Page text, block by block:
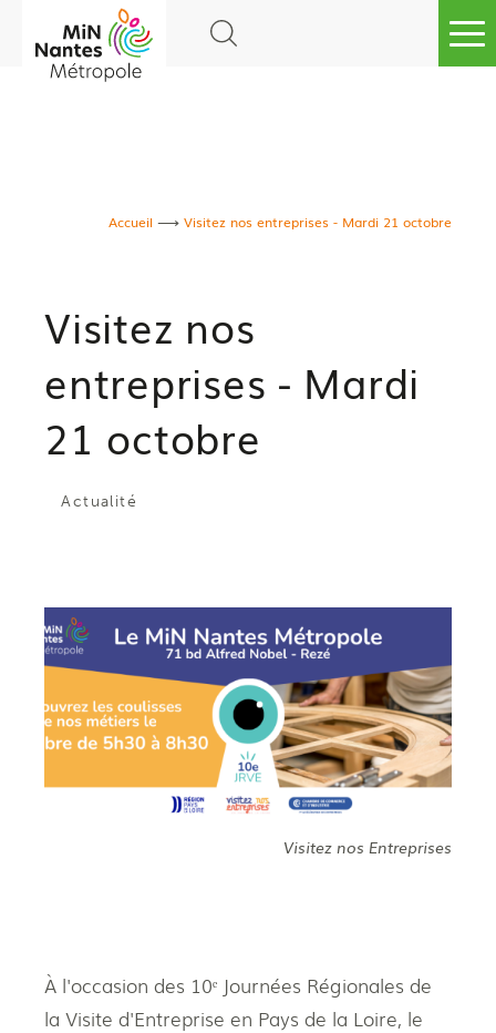
Go to
main
Accueil Visitez nos entreprises - Mardi 21 octobre
Visitez nos
entreprises - Mardi
21 octobre
Actualité
Visitez nos Entreprises
À l'occasion des 10ᵉ Journées Régionales de
la Visite d'Entreprise en Pays de la Loire, le